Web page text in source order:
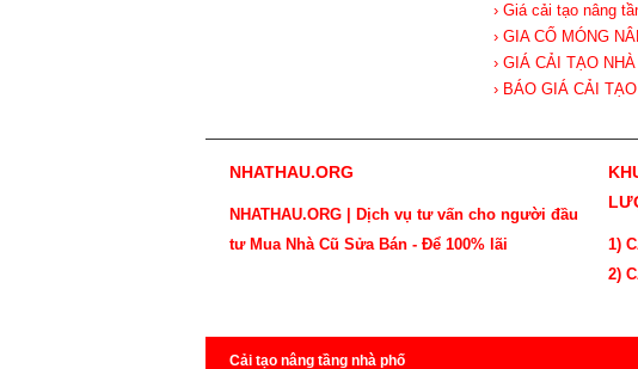
Cải tạo nâng tầng nhà phố
› Giá cải tạo nâng
› GIA CỐ MÓNG
› GIÁ CẢI TẠO
› BÁO GIÁ CẢI
NHATHAU.ORG
NHATHAU.ORG | Dịch vụ tư vấn cho người đầu
tư Mua Nhà Cũ Sửa Bán - Để 100% lãi
1)
2)